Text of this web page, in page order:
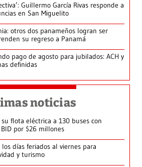
Guillermo García Rivas responde a
en San Miguelito
otros dos panameños logran ser
su regreso a Panamá
pago de agosto para jubilados: ACH y
definidas
noticias
flota eléctrica a 130 buses con
por $26 millones
días feriados al viernes para
y turismo